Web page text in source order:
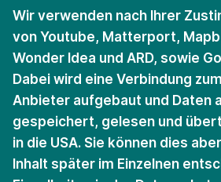
Wir verwenden nach Ihrer
von Youtube, Matterport,
Wonder Idea und ARD, sowie
Dabei wird eine Verbindung
Anbieter aufgebaut und Daten
gespeichert, gelesen und
in die USA. Sie können dies
Inhalt später im Einzelnen
Bleiben Sie
Für den Newsletter